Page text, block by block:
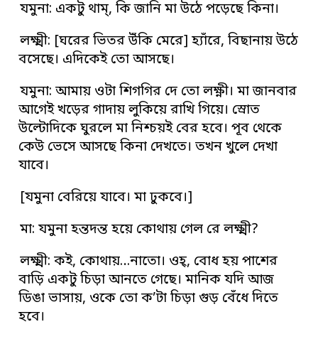
যমুনা: একটু থাম্‌, কি জানি মা উঠে পড়েছে কিনা।
লক্ষ্মী: [ঘরের ভিতর উঁকি মেরে] হ্যাঁরে, বিছানায় উঠে
বসেছে। এদিকেই তো আসছে।
যমুনা: আমায় ওটা শিগগির দে তো লক্ষ্ণী। মা জানবার
আগেই খড়ের গাদায় লুকিয়ে রাখি গিয়ে। স্রোত
উল্টোদিকে ঘুরলে মা নিশ্চয়ই বের হবে। পূব থেকে
কেউ ভেসে আসছে কিনা দেখতে। তখন খুলে দেখা
যাবে।
[যমুনা বেরিয়ে যাবে। মা ঢুকবে।]
মা: যমুনা হন্তদন্ত হয়ে কোথায় গেল রে লক্ষ্মী?
লক্ষ্মী: কই, কোথায়…নাতো। ওহ্‌, বোধ হয় পাশের
বাড়ি একটু চিড়া আনতে গেছে। মানিক যদি আজ
ডিঙা ভাসায়, ওকে তো ক’টা চিড়া গুড় বেঁধে দিতে
হবে।